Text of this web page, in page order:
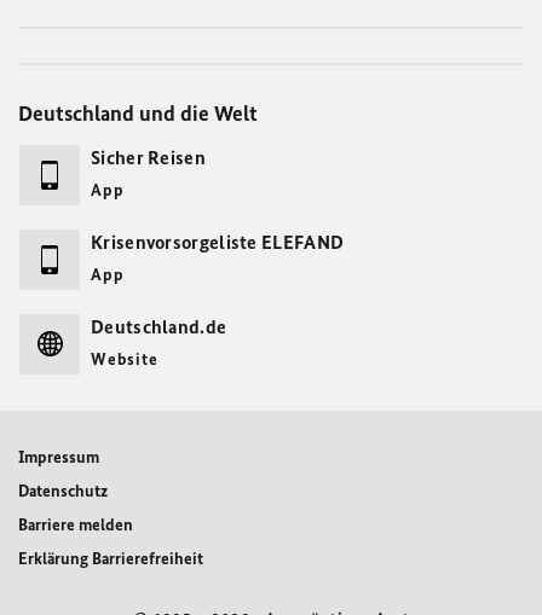
Deutschland und die Welt
Sicher Reisen
App
Krisenvorsorgeliste ELEFAND
App
Deutschland.de
Website
Impressum
Datenschutz
Barriere melden
Erklärung Barrierefreiheit